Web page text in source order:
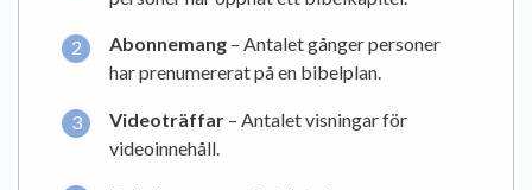
Abonnemang – Antalet gånger personer
har prenumererat på en bibelplan.
Videoträffar – Antalet visningar för
videoinnehåll.